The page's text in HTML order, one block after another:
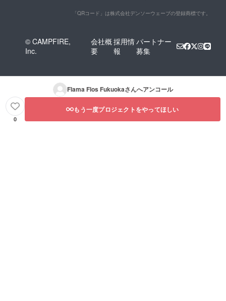
「QRコード」は株式会社デンソーウェーブの登録商標です。
© CAMPFIRE,
Inc.
会社概
要
採用情
報
パートナー
募集
Flama Flos Fukuokaさんへアンコール
0
もう一度プロジェクトをやってほしい